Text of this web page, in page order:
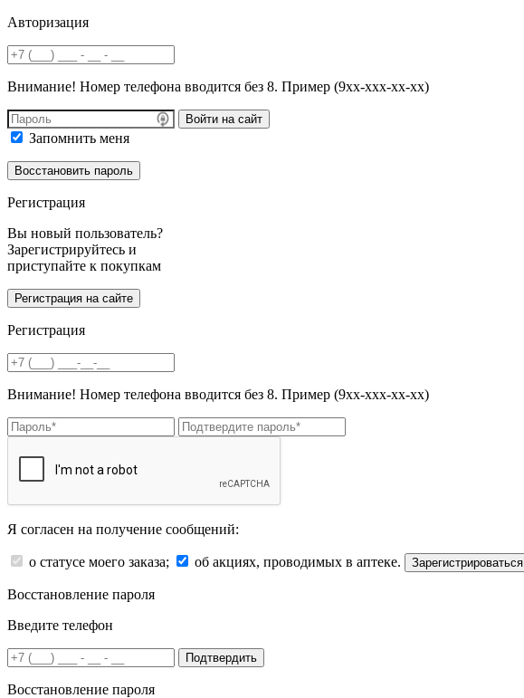
Авторизация
Внимание! Номер телефона вводится без 8. Пример (9хх-ххх-хх-хх)
Войти на сайт
Запомнить меня
Регистрация
Вы новый пользователь?
Зарегистрируйтесь и
приступайте к покупкам
Регистрация
Внимание! Номер телефона вводится без 8. Пример (9хх-ххх-хх-хх)
Я согласен на получение сообщений:
о статусе моего заказа; об акциях, проводимых в аптеке. Зарегистрироваться
Восстановление пароля
Введите телефон
Подтвердить
Восстановление пароля